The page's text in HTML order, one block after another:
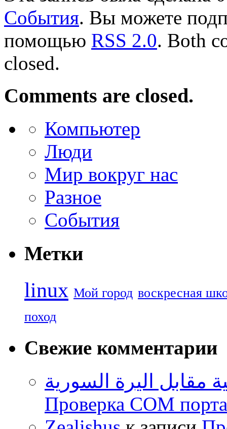
События. Вы можете
помощью RSS 2.0. Both
closed.
Comments are closed.
Компьютер
Люди
Мир вокруг нас
Разное
События
Метки
linux Мой город воскресная
поход
Свежие комментарии
مقابل اليرة السورية
Проверка COM